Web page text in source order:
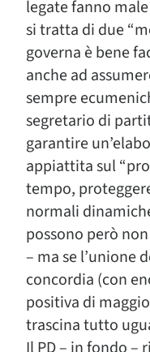
legate fanno
si tratta di due
governa è bene
anche ad
sempre
segretario di
garantire
appiattita sul
tempo,
normali
possono però
– ma se l’unione
concordia (con
positiva di
trascina tutto